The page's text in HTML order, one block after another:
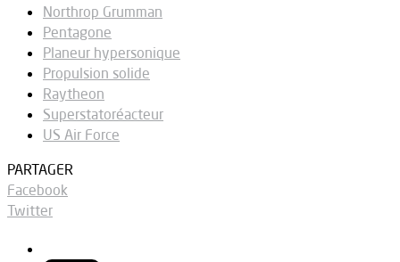
Northrop Grumman
Pentagone
Planeur hypersonique
Propulsion solide
Raytheon
Superstatoréacteur
US Air Force
PARTAGER
Facebook
Twitter